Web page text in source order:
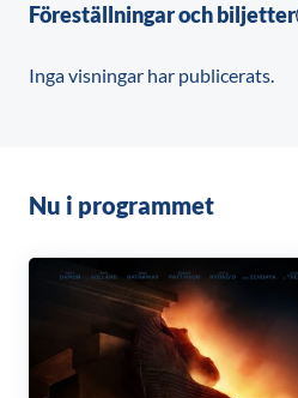
Föreställningar och biljetter
Inga visningar har publicerats.
Nu i programmet